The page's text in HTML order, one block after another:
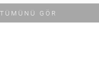
TÜMÜNÜ GÖR